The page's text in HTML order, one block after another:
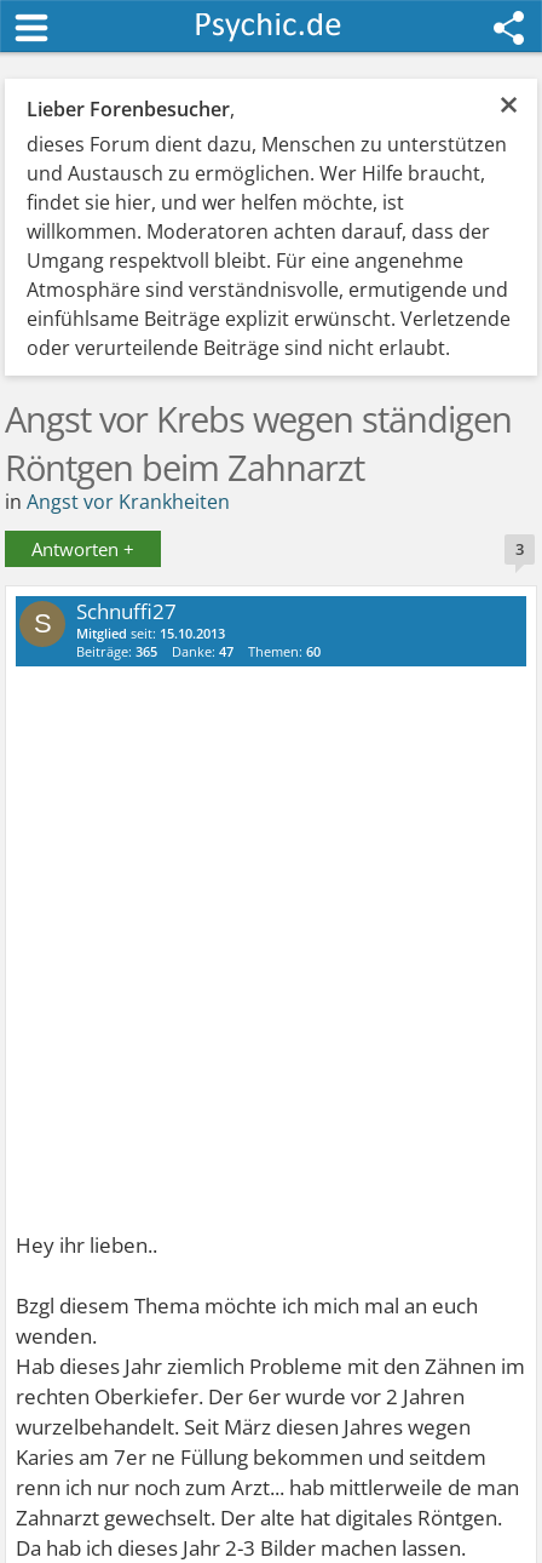
×
Lieber Forenbesucher,
dieses Forum dient dazu, Menschen zu unterstützen
und Austausch zu ermöglichen. Wer Hilfe braucht,
findet sie hier, und wer helfen möchte, ist
willkommen. Moderatoren achten darauf, dass der
Umgang respektvoll bleibt. Für eine angenehme
Atmosphäre sind verständnisvolle, ermutigende und
einfühlsame Beiträge explizit erwünscht. Verletzende
oder verurteilende Beiträge sind nicht erlaubt.
Angst vor Krebs wegen ständigen
Röntgen beim Zahnarzt
inAngst vor Krankheiten
Antworten + 3
S Schnuffi27
Mitglied seit: 15.10.2013
Beiträge:365 Danke:47 Themen:60
Hey ihr lieben..
Bzgl diesem Thema möchte ich mich mal an euch
wenden.
Hab dieses Jahr ziemlich Probleme mit den Zähnen im
rechten Oberkiefer. Der 6er wurde vor 2 Jahren
wurzelbehandelt. Seit März diesen Jahres wegen
Karies am 7er ne Füllung bekommen und seitdem
renn ich nur noch zum Arzt... hab mittlerweile de man
Zahnarzt gewechselt. Der alte hat digitales Röntgen.
Da hab ich dieses Jahr 2-3 Bilder machen lassen.